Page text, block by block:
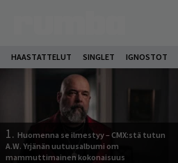
HAASTATTELUT SINGLET IGNOSTOT
1. Huomenna se ilmestyy – CMX:stä tutun
A.W. Yrjänän uutuusalbumi om
mammuttimainen kokonaisuus